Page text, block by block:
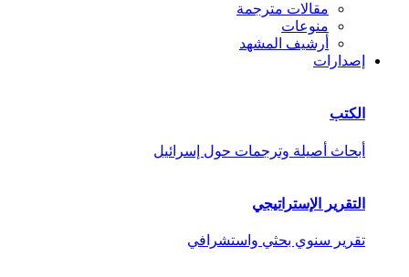
مقالات مترجمة
منوعات
أرشيف المشهد
إصدارات
الكتب
أبحاث أصيلة وترجمات حول إسرائيل
التقرير الإستراتيجي
تقرير سنوي بحثي واستشرافي